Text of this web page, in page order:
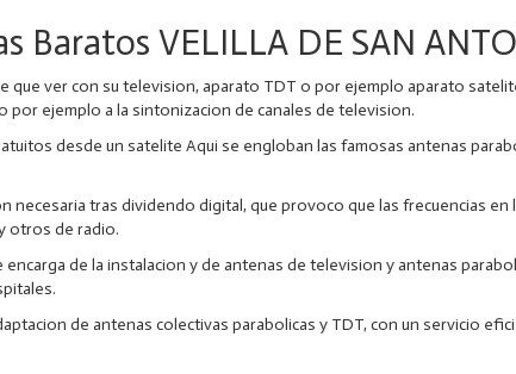
Baratos VELILLA DE SAN
ver con su television, aparato TDT o por ejemplo aparato
por ejemplo a la sintonizacion de canales de television.
desde un satelite Aqui se engloban las famosas antenas
tras dividendo digital, que provoco que las frecuencias en
otros de radio.
de la instalacion y de antenas de television y antenas
de antenas colectivas parabolicas y TDT, con un servicio